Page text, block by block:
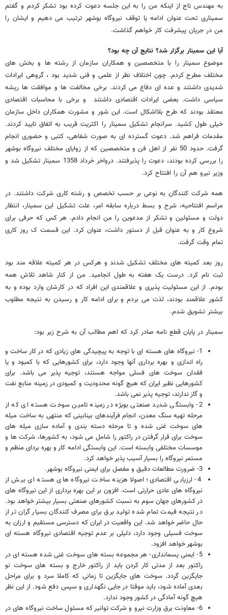
به مهندس تاج از اینکه من را به این جلسه دعوت کرده بود تشکر کردم و گفتم
سمیناری تحت عنوان ادامه یا توقف نیروگاه بوشهر ترتیب می دهیم و ایشان را
من در جریان پیشرفت کار خواهم گذاشت.
آیا این سمینار برگزار شد؟ نتایج آن چه بود؟
موضوع سمینار را با متخصصین و همکاران سازمان از رشته ها و بخش های
مختلف مطرح کردم. چون اختلاف نظر از علمی و فنی شدید بود ، گروهی ایرادات
شدیدی داشتند و عده ای دفاع می کردند. برخی مخالفت ها و موافقت ها ریشه
سیاسی داشت. بعضی ایرادات اقتصادی داشتند و برخی با محاسبات اقتصادی
معتقد بودند که طرح بلااشکال است. این شور و مشورت همکاران داخل سازمان
خیلی طول کشید. سرانجام تشکیل سمینار را اکثریت قریب به اتفاق تایید کردند.
مقدمات فراهم شد. دعوت گسترده ای به صورت شفاهی، کتبی و حضوری انجام
گرفت. حدود 50 نفر از اهل فن و متخصصین که از زوایای مختلف نیروگاه بوشهر
را بررسی کرده بودند، دعوت را پذیرفتند. درواخر خرداد 1358 سمینار تشکیل شد و
وزیر نیرو هم آن را افتتاح کرد.
همه شرکت کنندگان به نوعی بر حسب تخصص و رشته کاری شرکت داشتند. در
مراسم افتتاحیه، شرح و بسط درباره سابقه امر، علت تشکیل این سمینار، انتظار
دولت و مسئولین و تشکر از مدعوین را من انجام دادم. هر کس که حرفی برای
شروع کار و به عنوان قبل از دستور داشت، عنوان کرد. این قسمت ک روز کاری
تمام وقت گرفت.
روز بعد کمیته های مختلف تشکیل شدند و هرکس در هر کمیته علاقه مند بود
ثبت نام کرد. درست یک هفته به طول انجامید. من از کنار شاهد تلاش همه
بودم. از این مسئولیت پذیری و علاقمندی این افراد که در کارشان وارد بوده و به
کشور علاقمند بودند، لذت می بردم و برای ادامه کار و رسیدن به نتیجه مطلوب
بیشتر تشویق شدم.
سمینار در پایان قطع نامه صادر کرد که اهم مطالب آن به شرح زیر بود:
1- نیروگاه های هسته ای با توجه به پیچیدگی های زیادی که در کار ساخت و
راه اندازی و بهره برداری آنها وجود دارد، برای کشورهایی که با کمبود و یا
فقدان سوخت های فسلی مواجه هستند، توجیه پذیر می باشد. برای
کشورهایی نظیر ایران که هیچ گونه محدودیت و کمبودی در زمینه منابع نفت
و گاز ندارند، توجیه پذیر نمی باشد.
2- وابستگی شدید صنعتی بویژه در زمینه تامین سوخت هسته ای که از
مرحله تهیه سنگ معدن، انجام فرآیندهای بینابینی که منتهی به ساخت میله
های سوخت غنی شده و تا مرحله دسته بندی و آماده سازی میله های
سوخت برای قرار گرفتن در راکتور را شامل می شود، به کشورها، شرکت ها و
موسسات مختلفی وابسته است. این وابستگی ادامه کار و بهره بردای منظم و
مستمر نیروگاه را بسیار آسیب پذیر خواهد کرد.
3- ضرورت مطالعات دقیق و مفصل برای ایمنی نیروگاه بوشهر.
4- ارزیابی اقتصادی؛ اصولا هزینه ساخت نیروگاه های هسته ای بیش از
نیروگاه های عادی حرارتی است. افزون بر این بهره برداری از این نیروگاه های
در کشورهای جهان سوم به نسبت کشورهای صنعتی بسیار بیشتر خواهد بود.
در نتیجه قیمت تمام شده تولید برق برای مصرف کنندگان بسیار گران تر از
حال حاضر خواهد شد. این واقعیت در ایران که دسترسی مستقیم و ارزان به
سوخت فسیلی وجود دارد، دلیلی بر عدم توجیه اقتصادی نیروگاه هسته ای
بوشهر خواهد افزود.
5- ایمنی پسمانداری- هر مجموعه بسته های سوخت غنی شده هسته ای در
راکتور بعد از مدتی کار کردن باید از راکتور خارج و بسته های سوخت نو
جایگزین گردد. سوخت های جایگزین تا زمانی که کاملا سرد و برای مراحل
بعدی آماده شود، باید موقتا در جایی نگهداری و سپس دفع شود. از این نظر
هیچ گونه آمادگی در کشور وجود ندارد.
6- معاونت برق وزارت نیرو و شرکت توانیر که مسئول ساخت نیروگاه های در